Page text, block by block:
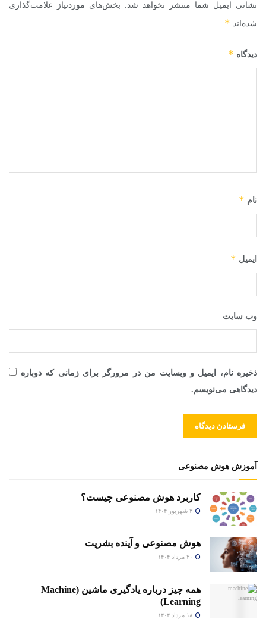
نشانی ایمیل شما منتشر نخواهد شد. بخش‌های موردنیاز علامت‌گذاری
شده‌اند *
دیدگاه *
نام *
ایمیل *
وب‌ سایت
ذخیره نام، ایمیل و وبسایت من در مرورگر برای زمانی که دوباره
دیدگاهی می‌نویسم.
آموزش هوش مصنوعی
کاربرد هوش مصنوعی چیست؟
هوش مصنوعی و آینده بشریت
همه چیز درباره یادگیری ماشین (Machine
Learning)